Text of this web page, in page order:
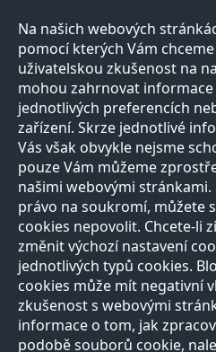
Na našich webových
pomocí kterých Vám
uživatelskou zkušenost na
mohou zahrnovat informace
jednotlivých preferencích
zařízení. Skrze jednotlivé
Vás však obvykle nejsme
pouze Vám můžeme
našimi webovými
právo na soukromí, můžete
cookies nepovolit. Chcete-li
změnit výchozí nastavení
jednotlivých typů cookies.
cookies může mít negativní
zkušenost s webovými
informace o tom, jak
podobě souborů cookie,